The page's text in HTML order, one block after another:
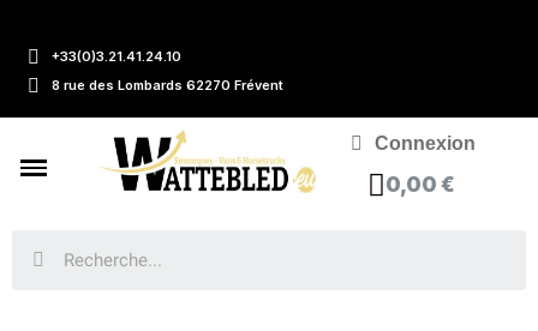
+33(0)3.21.41.24.10
8 rue des Lombards 62270 Frévent
Connexion
0,00 €